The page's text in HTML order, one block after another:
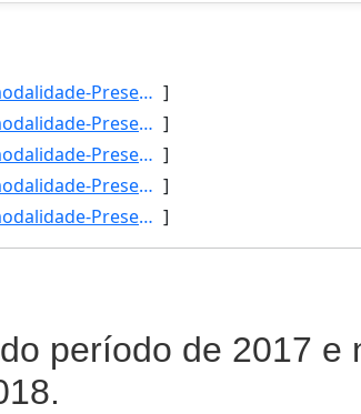
157: municipio-Teresina-centro-CCE-modalidade-Presencial-convenio--selecao-SISU_COTA-cota-AA-8-sexo-M-uf-] ]
158: municipio-Teresina-centro-CCE-modalidade-Presencial-convenio--selecao-SISU-cota-AC-sexo-F-uf--ano_in] ]
159: municipio-Teresina-centro-CCE-modalidade-Presencial-convenio--selecao-SISU-cota-AC-sexo-M-uf--ano_in] ]
160: municipio-Teresina-centro-CCE-modalidade-Presencial-convenio--selecao-SISU-cota-AC-sexo--uf--ano_ing] ]
161: municipio-Teresina-centro-CCE-modalidade-Presencial-convenio--selecao-PORT_CURSO_SUPERIOR-cota--sexo] ]
período de 2017 e